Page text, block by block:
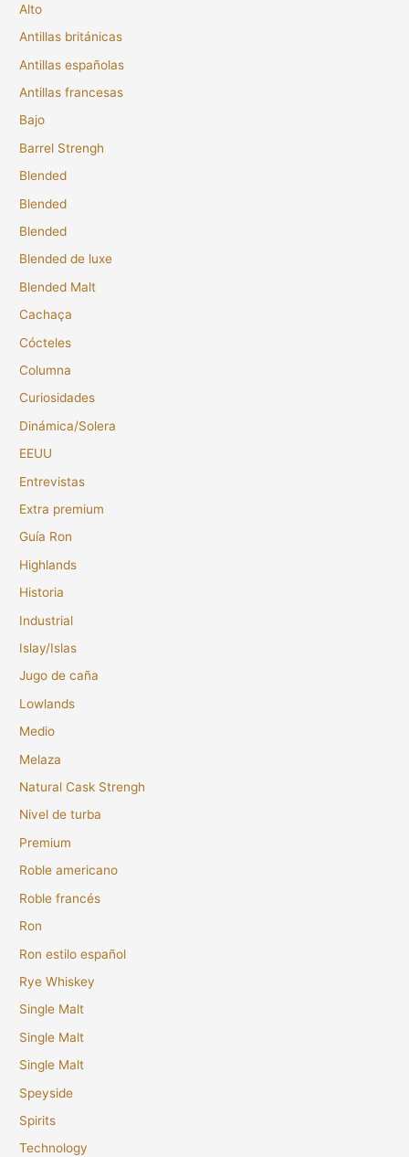
Alto
Antillas británicas
Antillas españolas
Antillas francesas
Bajo
Barrel Strengh
Blended
Blended
Blended
Blended de luxe
Blended Malt
Cachaça
Cócteles
Columna
Curiosidades
Dinámica/Solera
EEUU
Entrevistas
Extra premium
Guía Ron
Highlands
Historia
Industrial
Islay/Islas
Jugo de caña
Lowlands
Medio
Melaza
Natural Cask Strengh
Nivel de turba
Premium
Roble americano
Roble francés
Ron
Ron estilo español
Rye Whiskey
Single Malt
Single Malt
Single Malt
Speyside
Spirits
Technology